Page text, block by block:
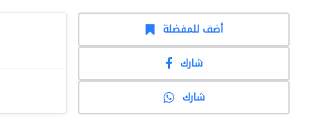
أضف للمفضلة
شارك
شارك